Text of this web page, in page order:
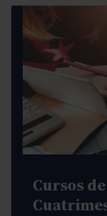
Cursos